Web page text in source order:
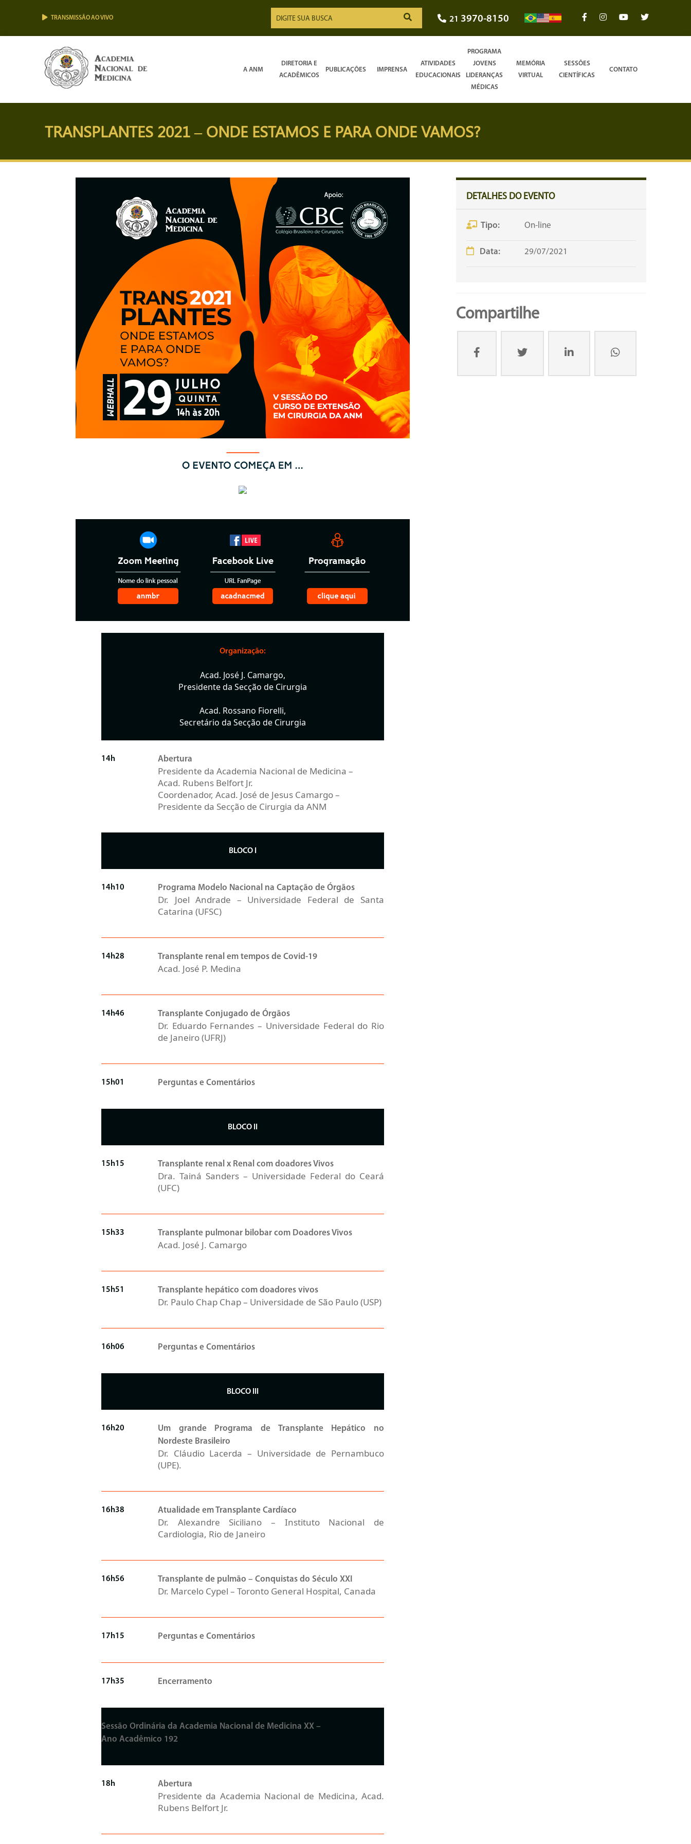
TRANSMISSÃO AO VIVO 21 3970-8150
A ANM
DIRETORIA E
ACADÊMICOS
PUBLICAÇÕES IMPRENSA
ATIVIDADES
EDUCACIONAIS
PROGRAMA
JOVENS
LIDERANÇAS
MÉDICAS
MEMÓRIA
VIRTUAL
SESSÕES
CIENTÍFICAS
CONTATO
TRANSPLANTES 2021 – ONDE ESTAMOS E PARA ONDE VAMOS?
Organização:
Acad. José J. Camargo,
Presidente da Secção de Cirurgia
Acad. Rossano Fiorelli,
Secretário da Secção de Cirurgia
14h Abertura
Presidente da Academia Nacional de Medicina –
Acad. Rubens Belfort Jr.
Coordenador, Acad. José de Jesus Camargo –
Presidente da Secção de Cirurgia da ANM
BLOCO I
14h10 Programa Modelo Nacional na Captação de Órgãos
Dr. Joel Andrade – Universidade Federal de Santa
Catarina (UFSC)
14h28 Transplante renal em tempos de Covid-19
Acad. José P. Medina
14h46 Transplante Conjugado de Órgãos
Dr. Eduardo Fernandes – Universidade Federal do Rio
de Janeiro (UFRJ)
15h01 Perguntas e Comentários
BLOCO II
15h15 Transplante renal x Renal com doadores Vivos
Dra. Tainá Sanders – Universidade Federal do Ceará
(UFC)
15h33 Transplante pulmonar bilobar com Doadores Vivos
Acad. José J. Camargo
15h51 Transplante hepático com doadores vivos
Dr. Paulo Chap Chap – Universidade de São Paulo (USP)
16h06 Perguntas e Comentários
BLOCO II
16h20
Um grande Programa de Transplante Hepático no
Nordeste Brasileiro
Dr. Cláudio Lacerda – Universidade de Pernambuco
(UPE).
16h38 Atualidade em Transplante Cardíaco
Dr. Alexandre Siciliano – Instituto Nacional de
Cardiologia, Rio de Janeiro
16h56 Transplante de pulmão – Conquistas do Século XXI
Dr. Marcelo Cypel – Toronto General Hospital, Canada
17h15 Perguntas e Comentários
17h35 Encerramento
Sessão Ordinária da Academia Nacional de Medicina XX –
Ano Acadêmico 192
18h Abertura
Presidente da Academia Nacional de Medicina, Acad.
Rubens Belfort Jr.
DETALHES DO EVENTO
Tipo: On-line
Data: 29/07/2021
Compartilhe